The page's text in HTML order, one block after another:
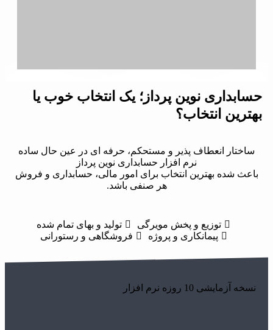
حسابداری نوین پرداز؛ یک انتخاب خوب یا
بهترین انتخاب؟
ساختار انعطاف پذیر و مستحکم، حرفه ای در عین حال ساده
نرم افزار حسابداری نوین پرداز
باعث شده بهترین انتخاب برای امور مالی، حسابداری و فروش
هر صنفی باشد.
توزیع و پخش مویرگی
تولید و بهای تمام شده
پیمانکاری و پروژه
فروشگاهی و رستورانی
نسخه آزمایشی 10 روزه نرم افزار